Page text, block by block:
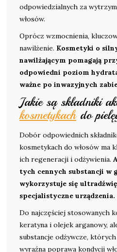
odpowiedzialnych za
włosów.
Oprócz wzmocnienia,
nawilżenie. Kosmetyki o
nawilżającym pomagają
odpowiedni poziom
ważne po inwazyjnych
Jakie są składniki
kosmetykachdo
Dobór odpowiednich
kosmetykach do włosów ma
ich regeneracji i odżywienia.
tych cennych substancji w
wykorzystuje się
specjalistyczne urządzenia.
Do najczęściej stosowanych
keratyna i olejek arganowy,
substancje odżywcze, których
wyraźna poprawa kondycji